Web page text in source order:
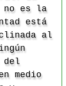
no es la
está
al
del
medio